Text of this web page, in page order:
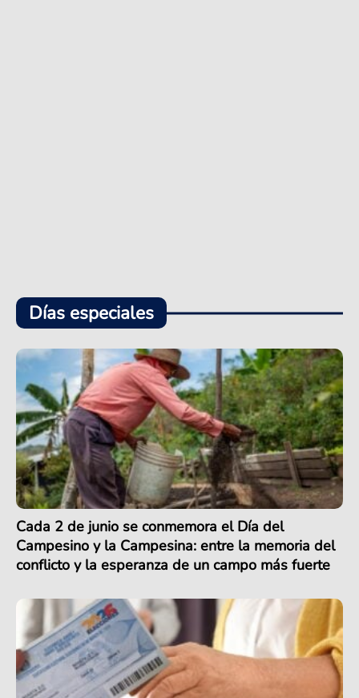
Días especiales
Cada 2 de junio se conmemora el Día del
Campesino y la Campesina: entre la memoria del
conflicto y la esperanza de un campo más fuerte